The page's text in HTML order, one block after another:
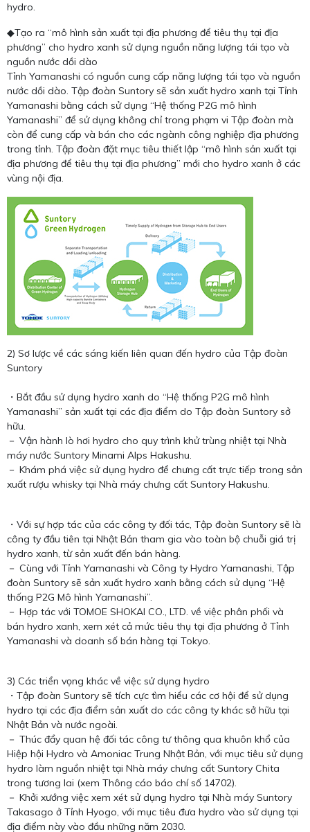
hydro.
◆Tạo ra “mô hình sản xuất tại địa phương để tiêu thụ tại địa
phương” cho hydro xanh sử dụng nguồn năng lượng tái tạo và
nguồn nước dồi dào
Tỉnh Yamanashi có nguồn cung cấp năng lượng tái tạo và nguồn
nước dồi dào. Tập đoàn Suntory sẽ sản xuất hydro xanh tại Tỉnh
Yamanashi bằng cách sử dụng “Hệ thống P2G mô hình
Yamanashi” để sử dụng không chỉ trong phạm vi Tập đoàn mà
còn để cung cấp và bán cho các ngành công nghiệp địa phương
trong tỉnh. Tập đoàn đặt mục tiêu thiết lập “mô hình sản xuất tại
địa phương để tiêu thụ tại địa phương” mới cho hydro xanh ở các
vùng nội địa.
2) Sơ lược về các sáng kiến ​​liên quan đến hydro của Tập đoàn
Suntory
・Bắt đầu sử dụng hydro xanh do “Hệ thống P2G mô hình
Yamanashi” sản xuất tại các địa điểm do Tập đoàn Suntory sở
hữu.
－ Vận hành lò hơi hydro cho quy trình khử trùng nhiệt tại Nhà
máy nước Suntory Minami Alps Hakushu.
－ Khám phá việc sử dụng hydro để chưng cất trực tiếp trong sản
xuất rượu whisky tại Nhà máy chưng cất Suntory Hakushu.
・Với sự hợp tác của các công ty đối tác, Tập đoàn Suntory sẽ là
công ty đầu tiên tại Nhật Bản tham gia vào toàn bộ chuỗi giá trị
hydro xanh, từ sản xuất đến bán hàng.
－ Cùng với Tỉnh Yamanashi và Công ty Hydro Yamanashi, Tập
đoàn Suntory sẽ sản xuất hydro xanh bằng cách sử dụng “Hệ
thống P2G Mô hình Yamanashi”.
－ Hợp tác với TOMOE SHOKAI CO., LTD. về việc phân phối và
bán hydro xanh, xem xét cả mức tiêu thụ tại địa phương ở Tỉnh
Yamanashi và doanh số bán hàng tại Tokyo.
3) Các triển vọng khác về việc sử dụng hydro
・Tập đoàn Suntory sẽ tích cực tìm hiểu các cơ hội để sử dụng
hydro tại các địa điểm sản xuất do các công ty khác sở hữu tại
Nhật Bản và nước ngoài.
－ Thúc đẩy quan hệ đối tác công tư thông qua khuôn khổ của
Hiệp hội Hydro và Amoniac Trung Nhật Bản, với mục tiêu sử dụng
hydro làm nguồn nhiệt tại Nhà máy chưng cất Suntory Chita
trong tương lai (xem Thông cáo báo chí số 14702).
－ Khởi xướng việc xem xét sử dụng hydro tại Nhà máy Suntory
Takasago ở Tỉnh Hyogo, với mục tiêu đưa hydro vào sử dụng tại
địa điểm này vào đầu những năm 2030.